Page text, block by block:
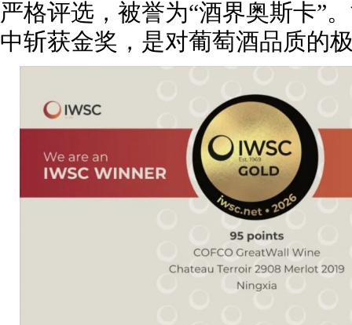
严格评选，被誉为“酒界奥斯卡”
中斩获金奖，是对葡萄酒品质的